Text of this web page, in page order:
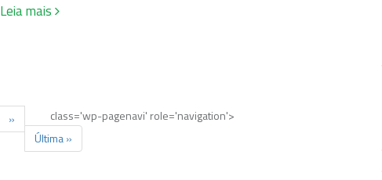
Leia mais
class='wp-pagenavi' role='navigation'>
»
Última »